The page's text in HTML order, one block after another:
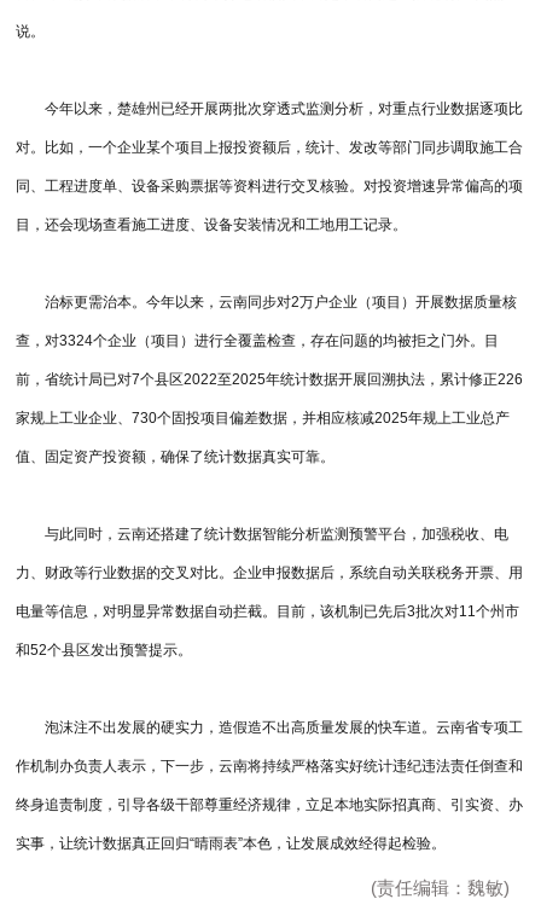
说。
今年以来，楚雄州已经开展两批次穿透式监测分析，对重点行业数据逐项比
对。比如，一个企业某个项目上报投资额后，统计、发改等部门同步调取施工合
同、工程进度单、设备采购票据等资料进行交叉核验。对投资增速异常偏高的项
目，还会现场查看施工进度、设备安装情况和工地用工记录。
治标更需治本。今年以来，云南同步对2万户企业（项目）开展数据质量核
查，对3324个企业（项目）进行全覆盖检查，存在问题的均被拒之门外。目
前，省统计局已对7个县区2022至2025年统计数据开展回溯执法，累计修正226
家规上工业企业、730个固投项目偏差数据，并相应核减2025年规上工业总产
值、固定资产投资额，确保了统计数据真实可靠。
与此同时，云南还搭建了统计数据智能分析监测预警平台，加强税收、电
力、财政等行业数据的交叉对比。企业申报数据后，系统自动关联税务开票、用
电量等信息，对明显异常数据自动拦截。目前，该机制已先后3批次对11个州市
和52个县区发出预警提示。
泡沫注不出发展的硬实力，造假造不出高质量发展的快车道。云南省专项工
作机制办负责人表示，下一步，云南将持续严格落实好统计违纪违法责任倒查和
终身追责制度，引导各级干部尊重经济规律，立足本地实际招真商、引实资、办
实事，让统计数据真正回归“晴雨表”本色，让发展成效经得起检验。
(责任编辑：魏敏)